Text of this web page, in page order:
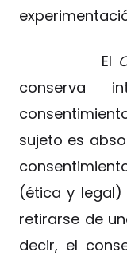
El
conserva
sujeto es
(ética y
retirarse de
decir, el